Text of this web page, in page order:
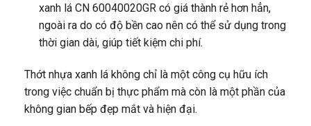
xanh lá CN 60040020GR có giá thành rẻ hơn hẳn,
ngoài ra do có độ bền cao nên có thể sử dụng trong
thời gian dài, giúp tiết kiệm chi phí.
Thớt nhựa xanh lá không chỉ là một công cụ hữu ích
trong việc chuẩn bị thực phẩm mà còn là một phần của
không gian bếp đẹp mắt và hiện đại.